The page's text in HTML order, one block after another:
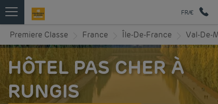
FR/€
Premiere Classe France Île-De-France Val-De-
HÔTEL PAS CHER À
RUNGIS